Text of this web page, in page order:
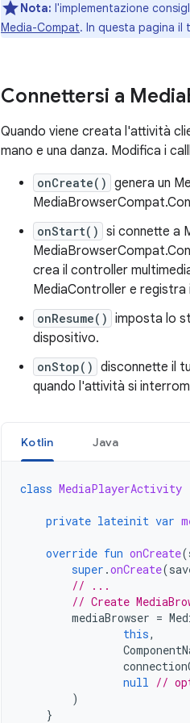
Nota: l'implementazione
Media-Compat. In questa pagina il
Connettersi a Media
Quando viene creata l'attività
mano e una danza. Modifica i
onCreate() genera un
onStart() si connette a
crea il controller
MediaController e registra
onResume() imposta lo
dispositivo.
onStop() disconnette il
quando l'attività si
Kotlin Java
class MediaPlayerActivity
private lateinit var
override fun onCreate(
super .onCreate(
// ...
// Create
mediaBrowser =
this,
null //
)
}